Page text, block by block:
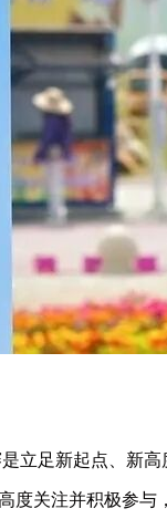
立足新起点、新高
度关注并积极参与